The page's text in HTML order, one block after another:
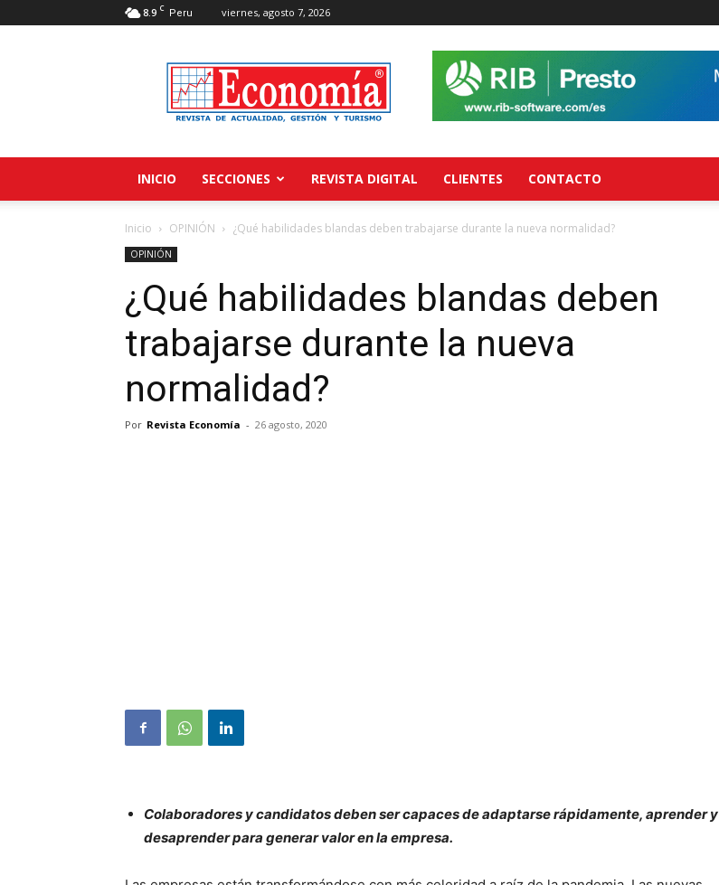
8.9 C Peru viernes, agosto 7, 2026
Revista
Economía
INICIO SECCIONES REVISTA DIGITAL CLIENTES CONTACTO
Inicio OPINIÓN ¿Qué habilidades blandas deben trabajarse durante la nueva normalidad?
OPINIÓN
¿Qué habilidades blandas deben
trabajarse durante la nueva
normalidad?
Por Revista Economía - 26 agosto, 2020
Colaboradores y candidatos deben ser capaces de adaptarse rápidamente, aprender y
desaprender para generar valor en la empresa.